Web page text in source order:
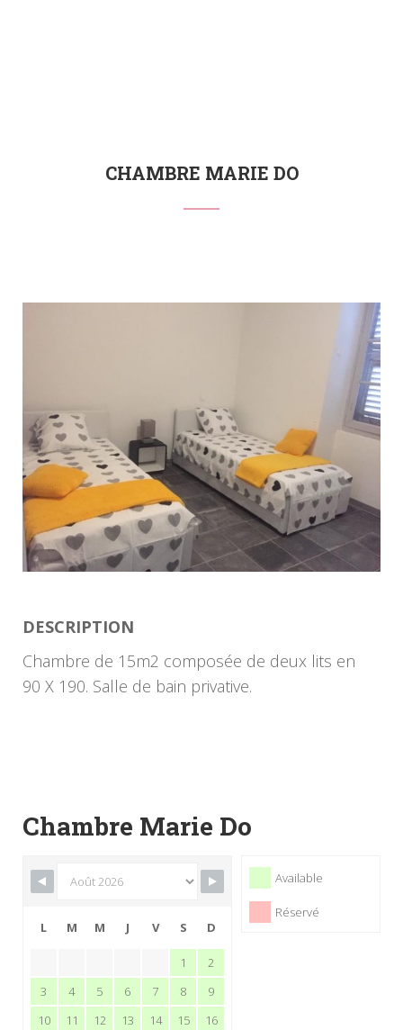
CHAMBRE MARIE DO
DESCRIPTION
Chambre de 15m2 composée de deux lits en
90 X 190. Salle de bain privative.
Chambre Marie Do
Available
Réservé
L
M M J V S D
1
2
3
4 5 6 7 8
9
10
11 12 13 14 15
16